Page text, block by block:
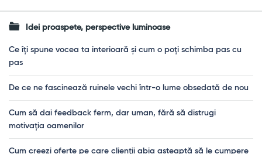
Idei proaspete, perspective luminoase
Ce îți spune vocea ta interioară și cum o poți schimba pas cu
pas
De ce ne fascinează ruinele vechi într-o lume obsedată de nou
Cum să dai feedback ferm, dar uman, fără să distrugi
motivația oamenilor
Cum creezi oferte pe care clienții abia așteaptă să le cumpere